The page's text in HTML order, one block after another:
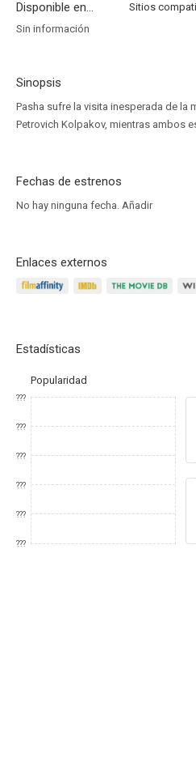
Disponible en...
Sin información
Sinopsis
Pasha sufre la visita inesperada de la
Petrovich Kolpakov, mientras ambos
Fechas de estrenos
No hay ninguna fecha. Añadir
Enlaces externos
Estadísticas
Popularidad
???
???
???
???
???
???